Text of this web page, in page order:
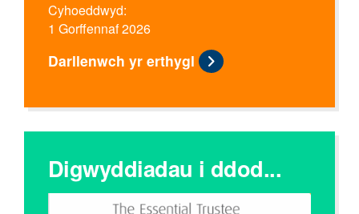
Cyhoeddwyd:
1 Gorffennaf 2026
Darllenwch yr erthygl
Digwyddiadau i ddod...